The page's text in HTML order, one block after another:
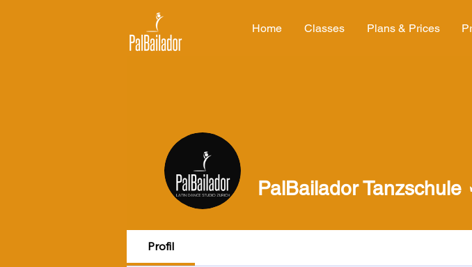
Home Classes Plans & Prices
PalBailador Tanzschule
Profil